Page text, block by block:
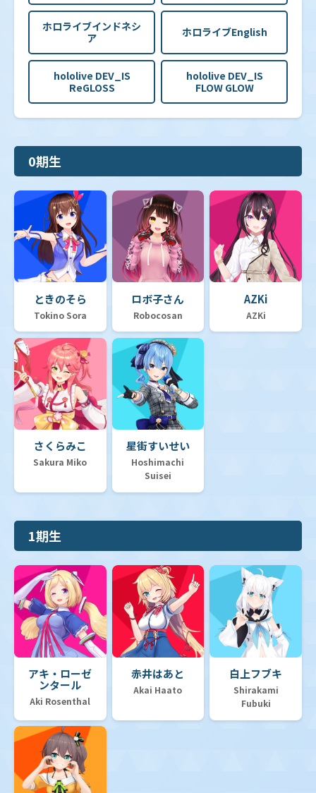
ホロライブインドネシ
ア
ホロライブEnglish
hololive DEV_IS
ReGLOSS
hololive DEV_IS
FLOW GLOW
0期生
ときのそら
Tokino Sora
ロボ子さん
Robocosan
AZKi
AZKi
さくらみこ
Sakura Miko
星街すいせい
Hoshimachi
Suisei
1期生
アキ・ローゼ
ンタール
Aki Rosenthal
赤井はあと
Akai Haato
白上フブキ
Shirakami
Fubuki